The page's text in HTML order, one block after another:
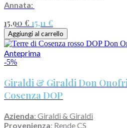
Annata:
15,90 € 15,11 €
Aggiungi al carrello
Anteprima
-5%
Giraldi & Giraldi Don
Cosenza DOP
Azienda: Giraldi & Giraldi
Provenienza: Rende CS